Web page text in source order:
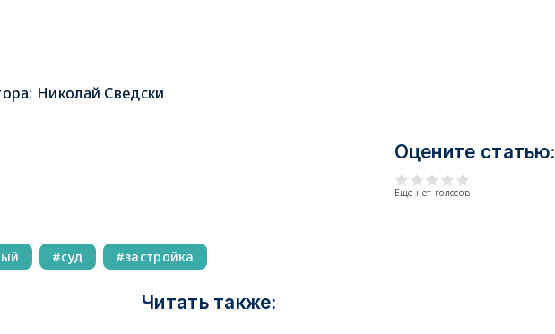
Николай Сведски
Оцените статью:
Еще нет голосов
суд застройка
Читать также: